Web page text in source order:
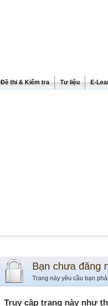
Đề thi & Kiểm tra Tư liệu E-
Bạn chưa đăng
Trang này yêu cầu bạn
Truy cập trang này như